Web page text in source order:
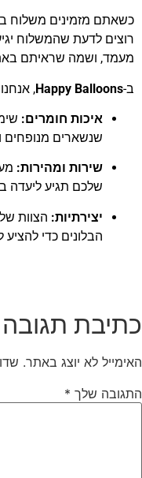
כשאתם מזמינים משלוח
רוצים לדעת שהמשלוח יגיע
מעמד, ושמה שראיתם
ב-Happy Balloons
,
איכות חומרים:
שנשארים מנופחים
שירות ומהירות:
שלכם תגיע ליעדה
יצירתיות: הצוות
הבלונים כדי להציע
כתיבת תגובה
האימייל לא יוצג באתר.
התגובה שלך *